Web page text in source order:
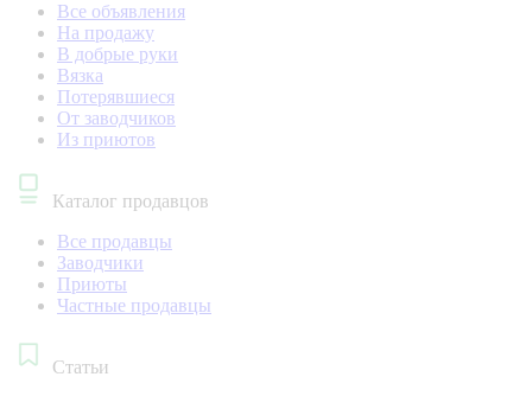
Все объявления
На продажу
В добрые руки
Вязка
Потерявшиеся
От заводчиков
Из приютов
Каталог продавцов
Все продавцы
Заводчики
Приюты
Частные продавцы
Статьи